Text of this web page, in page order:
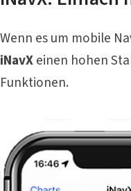
Wenn es um mobile
iNavXeinen hohen
Funktionen.